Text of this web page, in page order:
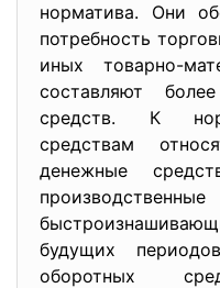
норматива. Они
потребность
иных товарно-
составляют
средств. К
средствам
денежные
будущих
оборотных